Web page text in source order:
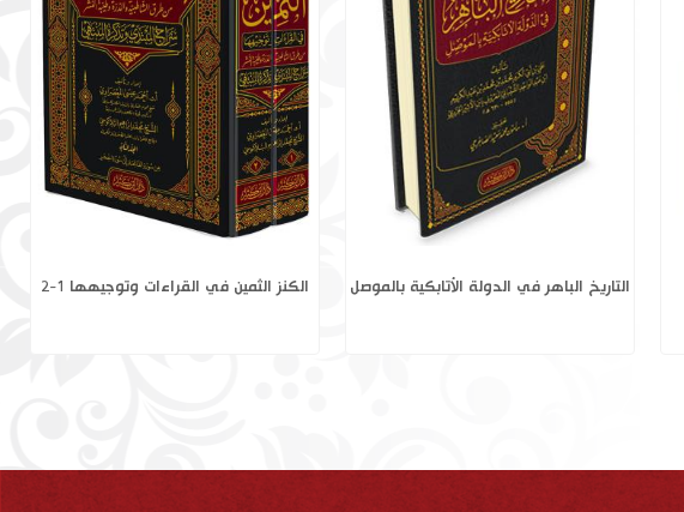
التاريخ الباهر في الدولة الأتابكية بالموصل فضائل سورة الكهف وخواصها